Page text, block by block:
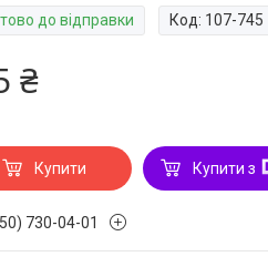
до відправки Код: 107-745
₴
Купити Купити з
730-04-01